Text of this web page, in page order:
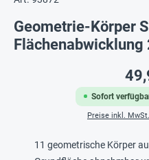
Geometrie-Körper
Sofort
Preise inkl.
11 geometrische Körper